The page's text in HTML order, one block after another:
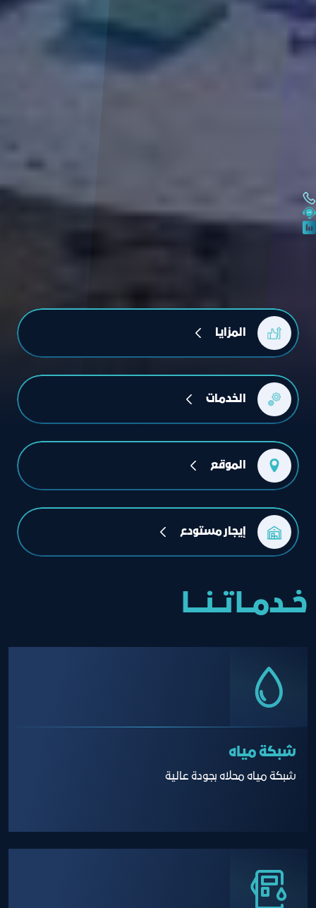
المزايا
الخدمات
الموقع
إيجار مستودع
خــدمــاتــنــــا
شبكة مياه
شبكة مياه محلاه بجودة عالية